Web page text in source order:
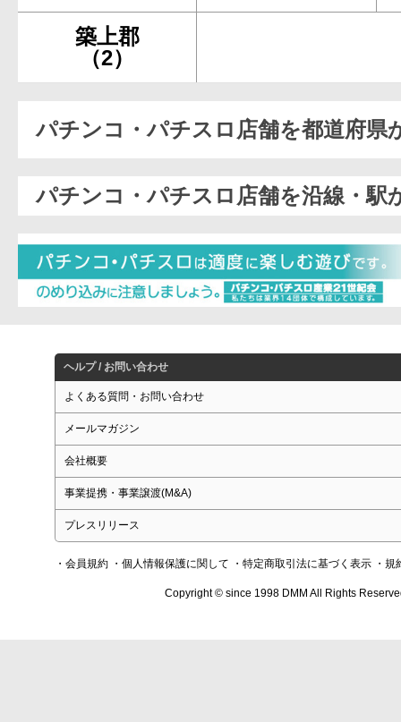
築上郡
（2）
パチンコ・パチスロ店舗を都道府県
パチンコ・パチスロ店舗を沿線・駅
ヘルプ / お問い合わせ
よくある質問・お問い合わせ
メールマガジン
会社概要
事業提携・事業譲渡(M&A)
プレスリリース
・会員規約 ・個人情報保護に関して ・特定商取引法に基づく表示 ・規
Copyright © since 1998 DMM All Rights